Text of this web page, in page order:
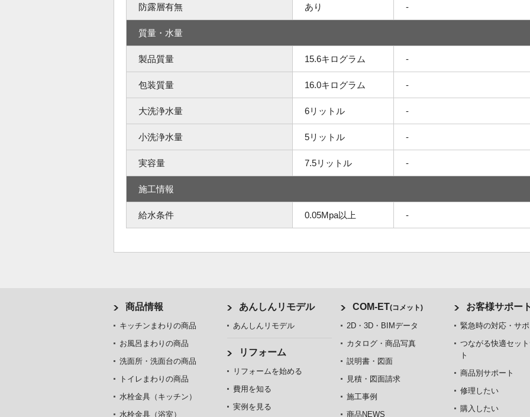
防露層有無 あり -
質量・水量
製品質量 15.6キログラム -
包装質量 16.0キログラム -
大洗浄水量 6リットル -
小洗浄水量 5リットル -
実容量 7.5リットル -
施工情報
給水条件 0.05Mpa以上 -
商品情報
キッチンまわりの商品
お風呂まわりの商品
洗面所・洗面台の商品
トイレまわりの商品
水栓金具（キッチン）
水栓金具（浴室）
あんしんリモデル
あんしんリモデル
リフォーム
リフォームを始める
費用を知る
実例を見る
COM-ET(コメット)
2D・3D・BIMデータ
カタログ・商品写真
説明書・図面
見積・図面請求
施工事例
商品NEWS
お客様サポー
緊急時の対応・サ
つながる快適セッ
ト
商品別サポート
修理したい
購入したい